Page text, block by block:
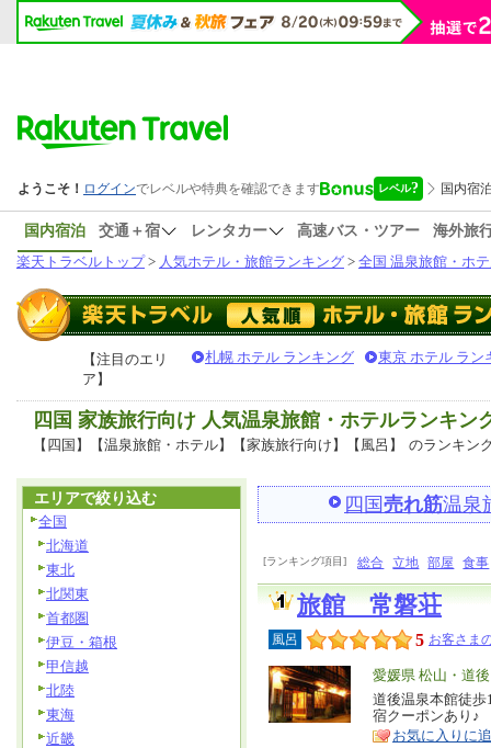
国内宿泊 交通＋宿 レンタカー 高速バス・ツアー
海外旅
楽天トラベルトップ> 人気ホテル・旅館ランキング > 全国 温泉旅館・ホ
【注目のエリ
ア】
札幌 ホテル ランキング 東京 ホテル ラン
四国 家族旅行向け 人気温泉旅館・ホテルランキン
【四国】【温泉旅館・ホテル】【家族旅行向け】【風呂】 のランキン
四国売れ筋温泉
[ランキング項目] 総合 立地 部屋 食事
旅館 常磐荘
風呂 5 お客さま
エ
リ
ア
愛媛県 松山・道後
特
徴
道後温泉本館徒
宿クーポンあり♪
お気に入りに
エリアで絞り込む
全国
北海道
東北
北関東
首都圏
伊豆・箱根
甲信越
北陸
東海
近畿